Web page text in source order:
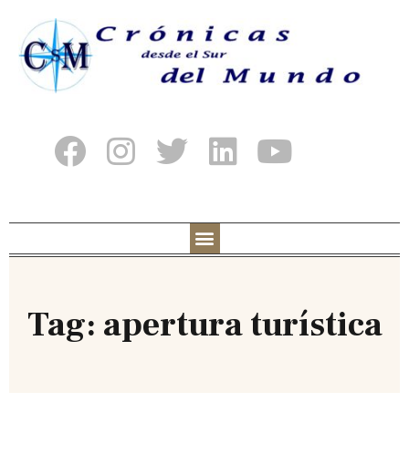
Tag: apertura turística